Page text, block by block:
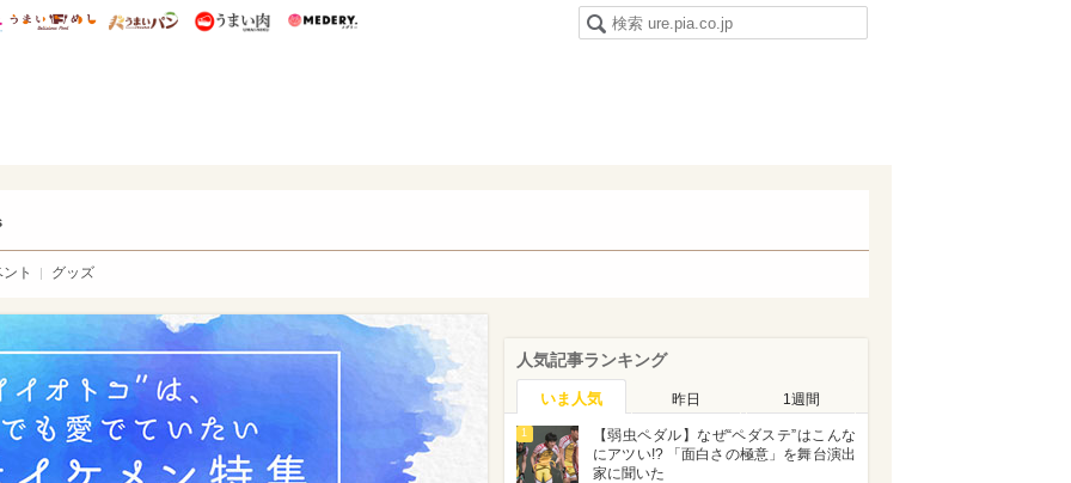
研 ディズニー特集
mimot. うまいめし うまいパン うまい肉
ト グッズ
人気記事ランキング
いま人気 昨日 1週間
1
【弱虫ペダル】なぜ“ペダステ”はこんな
にアツい!? 「面白さの極意」を舞台演出
家に聞いた